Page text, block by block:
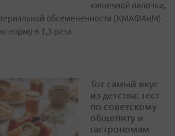
кишечной палочки,
обсемененности (КМАФАнМ)
норму в 1,3 раза
Тот самый вкус
из детства: тест
по советскому
общепиту и
гастрономам